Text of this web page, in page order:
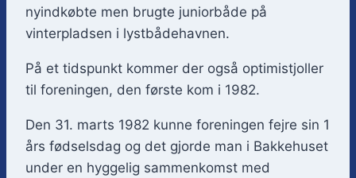
nyindkøbte men brugte juniorbåde på
vinterpladsen i lystbådehavnen.
På et tidspunkt kommer der også optimistjoller
til foreningen, den første kom i 1982.
Den 31. marts 1982 kunne foreningen fejre sin 1
års fødselsdag og det gjorde man i Bakkehuset
under en hyggelig sammenkomst med